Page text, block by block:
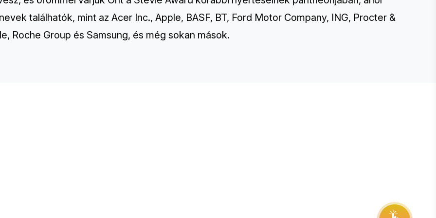
találhatók, mint az Acer Inc., Apple, BASF, BT, Ford Motor Company, ING, Procter &
Roche Group és Samsung, és még sokan mások.